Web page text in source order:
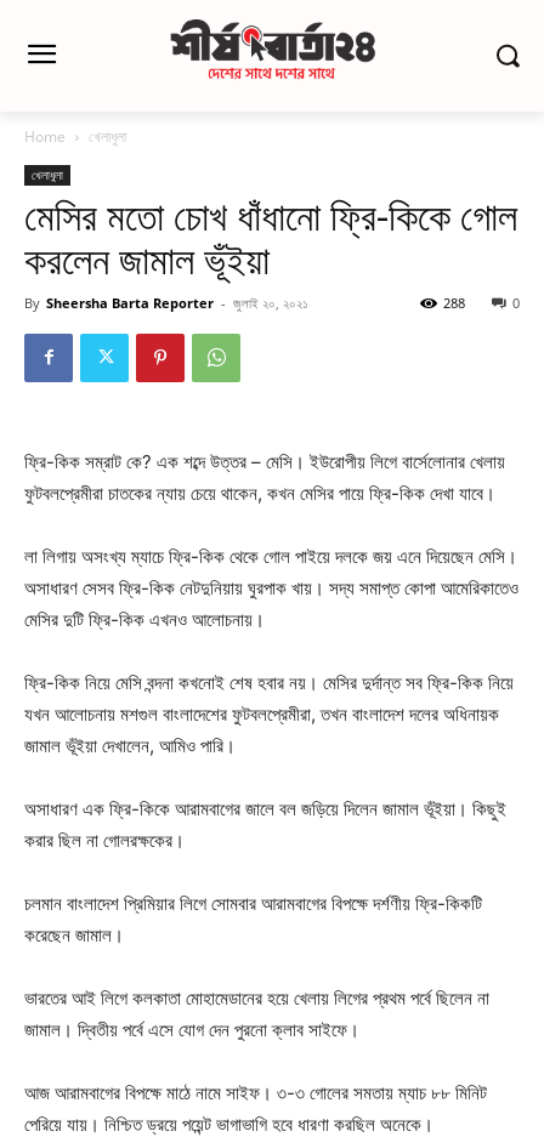
Home খেলাধুলা
খেলাধুলা
মেসির মতো চোখ ধাঁধানো ফ্রি-কিকে গোল
করলেন জামাল ভূঁইয়া
By Sheersha Barta Reporter - জুলাই ২০, ২০২১ 0
288
ফ্রি-কিক সম্রাট কে? এক শব্দে উত্তর – মেসি। ইউরোপীয় লিগে বার্সেলোনার খেলায়
ফুটবলপ্রেমীরা চাতকের ন্যায় চেয়ে থাকেন, কখন মেসির পায়ে ফ্রি-কিক দেখা যাবে।
লা লিগায় অসংখ্য ম্যাচে ফ্রি-কিক থেকে গোল পাইয়ে দলকে জয় এনে দিয়েছেন মেসি।
অসাধারণ সেসব ফ্রি-কিক নেটদুনিয়ায় ঘুরপাক খায়। সদ্য সমাপ্ত কোপা আমেরিকাতেও
মেসির দুটি ফ্রি-কিক এখনও আলোচনায়।
ফ্রি-কিক নিয়ে মেসি বন্দনা কখনোই শেষ হবার নয়। মেসির দুর্দান্ত সব ফ্রি-কিক নিয়ে
যখন আলোচনায় মশগুল বাংলাদেশের ফুটবলপ্রেমীরা, তখন বাংলাদেশ দলের অধিনায়ক
জামাল ভূঁইয়া দেখালেন, আমিও পারি।
অসাধারণ এক ফ্রি-কিকে আরামবাগের জালে বল জড়িয়ে দিলেন জামাল ভূঁইয়া। কিছুই
করার ছিল না গোলরক্ষকের।
চলমান বাংলাদেশ প্রিমিয়ার লিগে সোমবার আরামবাগের বিপক্ষে দর্শণীয় ফ্রি-কিকটি
করেছেন জামাল।
ভারতের আই লিগে কলকাতা মোহামেডানের হয়ে খেলায় লিগের প্রথম পর্বে ছিলেন না
জামাল। দ্বিতীয় পর্বে এসে যোগ দেন পুরনো ক্লাব সাইফে।
আজ আরামবাগের বিপক্ষে মাঠে নামে সাইফ। ৩-৩ গোলের সমতায় ম্যাচ ৮৮ মিনিট
পেরিয়ে যায়। নিশ্চিত ড্রয়ে পয়েন্ট ভাগাভাগি হবে ধারণা করছিল অনেকে।